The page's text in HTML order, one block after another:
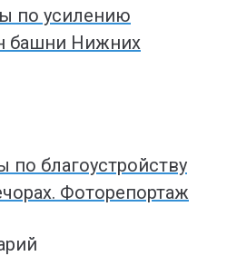
по усилению
башни Нижних
благоустройству
Фоторепортаж